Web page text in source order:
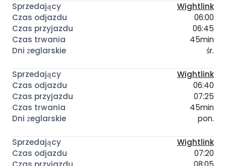
Wightlink
06:00
06:45
45min
śr.
Wightlink
06:40
07:25
45min
pon.
Wightlink
07:20